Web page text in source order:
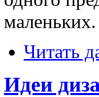
маленьких.
Читать
Идеи